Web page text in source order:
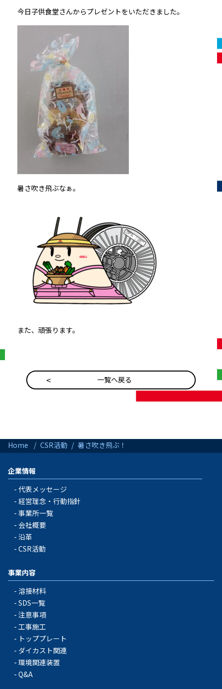
今日子供食堂さんからプレゼントをいただきました。
暑さ吹き飛ぶなぁ。
また、頑張ります。
一覧へ戻る
Home CSR活動 暑さ吹き飛ぶ！
企業情報
代表メッセージ
経営理念・行動指針
事業所一覧
会社概要
沿革
CSR活動
事業内容
溶接材料
SDS一覧
注意事項
工事施工
トッププレート
ダイカスト関連
環境関連装置
Q&A